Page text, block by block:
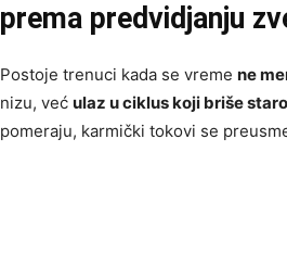
prema predvidjanju
Postoje trenuci kada se vreme ne
nizu, već ulaz u ciklus koji briše
pomeraju, karmički tokovi se